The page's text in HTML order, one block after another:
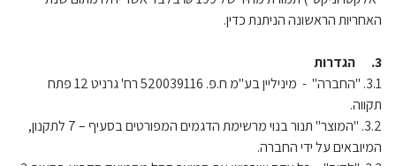
האחריות הראשונה הניתנת כדין.
3. הגדרות
3.1. "החברה" - מיניליין בע"מ ח.פ. 520039116 רח' גרניט 12 פתח
תקווה.
3.2. "המוצר" תנור בנוי מרשימת הדגמים המפורטים בסעיף – 7 לתקנון,
המיובאים על ידי החברה.